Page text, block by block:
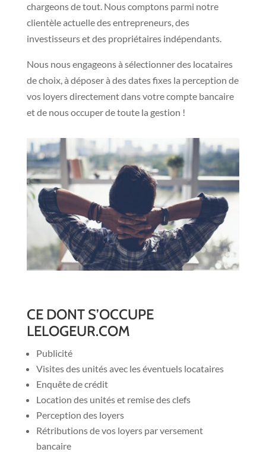
chargeons de tout. Nous comptons parmi notre
clientèle actuelle des entrepreneurs, des
investisseurs et des propriétaires indépendants.
Nous nous engageons à sélectionner des locataires
de choix, à déposer à des dates fixes la perception de
vos loyers directement dans votre compte bancaire
et de nous occuper de toute la gestion !
CE DONT S’OCCUPE
LELOGEUR.COM
Publicité
Visites des unités avec les éventuels locataires
Enquête de crédit
Location des unités et remise des clefs
Perception des loyers
Rétributions de vos loyers par versement
bancaire